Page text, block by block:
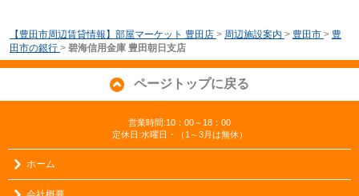
【豊田市周辺賃貸情報】部屋マーケット 豊田店 > 周辺施設案内 > 豊田市 > 豊
田市の銀行 > 碧海信用金庫 豊田朝日支店
ページトップに戻る
営業時間:10：00～18：00
定休日:水曜日・（1～3月は無休）
ホーム